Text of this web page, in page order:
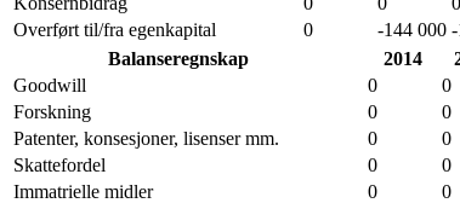
Overført til/fra egenkapital
0 -144 000
Balanseregnskap
2014
Goodwill
0 0
Forskning
0 0
Patenter, konsesjoner, lisenser mm.
0 0
Skattefordel
0 0
Immatrielle midler
0 0